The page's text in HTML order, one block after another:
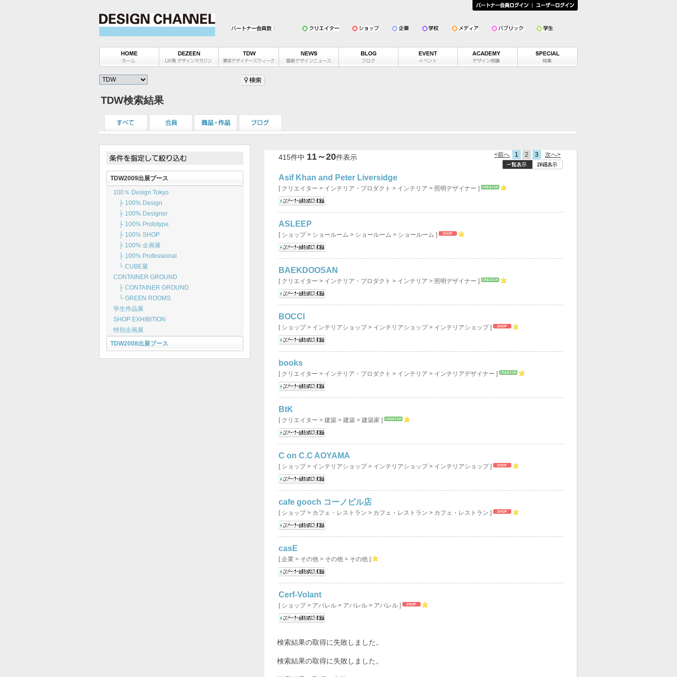
TDW検索結果
415件中 11～20件表示 <前へ 1 2 3 次へ>
Asif Khan and Peter Liversidge
[ クリエイター > インテリア・プロダクト > インテリア > 照明デザイナー ]
ASLEEP
[ ショップ > ショールーム > ショールーム > ショールーム ]
BAEKDOOSAN
[ クリエイター > インテリア・プロダクト > インテリア > 照明デザイナー ]
BOCCI
[ ショップ > インテリアショップ > インテリアショップ > インテリアショップ ]
books
[ クリエイター > インテリア・プロダクト > インテリア > インテリアデザイナー ]
BtK
[ クリエイター > 建築 > 建築 > 建築家 ]
C on C.C AOYAMA
[ ショップ > インテリアショップ > インテリアショップ > インテリアショップ ]
cafe gooch コーノビル店
[ ショップ > カフェ・レストラン > カフェ・レストラン > カフェ・レストラン ]
casE
[ 企業 > その他 > その他 > その他 ]
Cerf-Volant
[ ショップ > アパレル > アパレル > アパレル ]
検索結果の取得に失敗しました。
検索結果の取得に失敗しました。
TDW2009出展ブース
100％ Design Tokyo
├ 100% Design
├ 100% Designer
├ 100% Prototype
├ 100% SHOP
├ 100% 企画展
├ 100% Professional
└ CUBE展
CONTAINER GROUND
├ CONTAINER GROUND
└ GREEN ROOMS
学生作品展
SHOP EXHIBITION
特別企画展
TDW2008出展ブース